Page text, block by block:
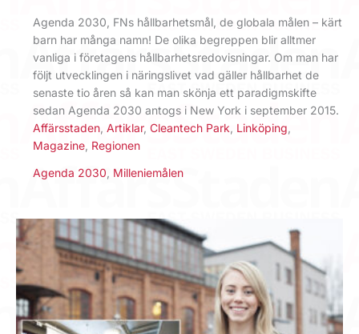
Agenda 2030, FNs hållbarhetsmål, de globala målen – kärt
barn har många namn! De olika begreppen blir alltmer
vanliga i företagens hållbarhetsredovisningar. Om man har
följt utvecklingen i näringslivet vad gäller hållbarhet de
senaste tio åren så kan man skönja ett paradigmskifte
sedan Agenda 2030 antogs i New York i september 2015.
Affärsstaden Artiklar, Cleantech Park Linköping
Magazine Regionen
Agenda 2030 Milleniemålen